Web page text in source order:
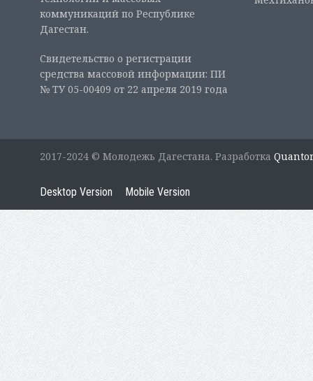
коммуникаций по Республике
Дагестан.
Свидетельство о регистрации
средства массовой информации: ПИ
№ ТУ 05-00409 от 22 апреля 2019 года
2017-2024 © Молодежь Дагестана. Разработка
Desktop Version Mobile Version